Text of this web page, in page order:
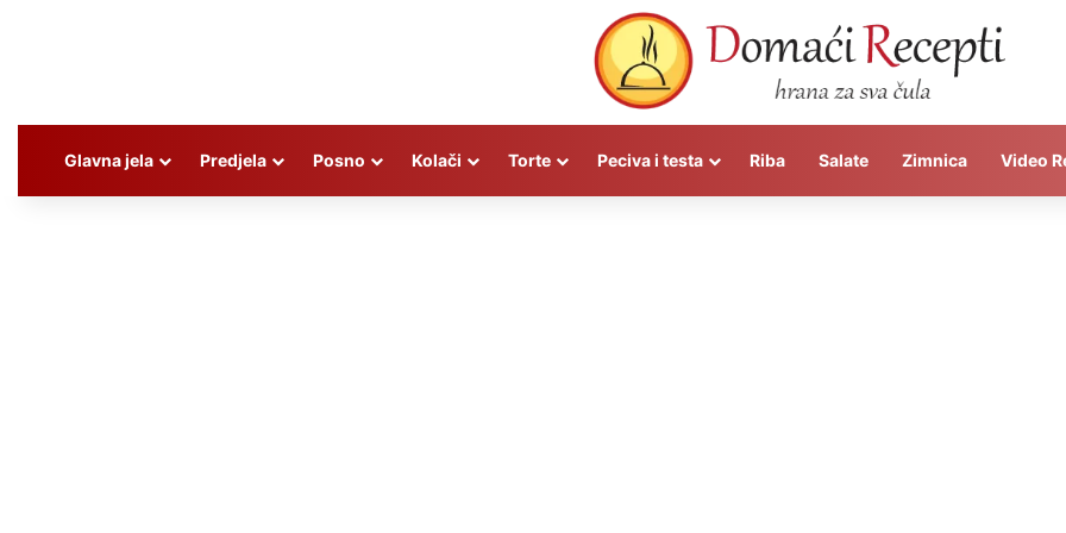
Glavna jela Predjela Posno Kolači Torte Peciva i testa Riba Salate Zimnica Video